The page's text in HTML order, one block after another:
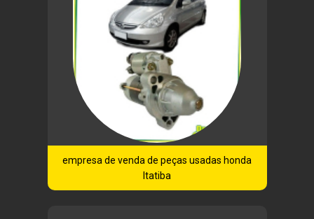
empresa de venda de peças usadas honda
Itatiba